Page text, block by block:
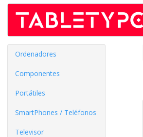
Ordenadores
Componentes
Portátiles
SmartPhones / Teléfonos
Televisor